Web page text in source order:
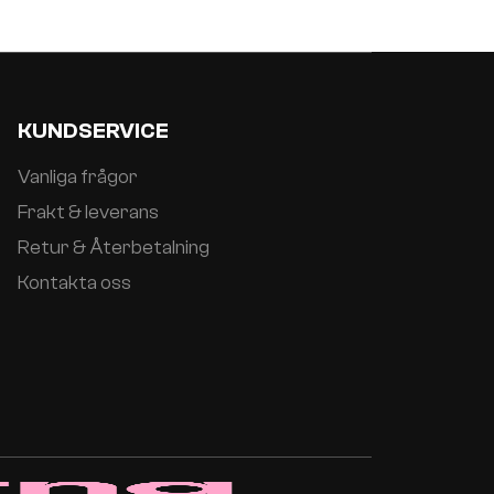
KUNDSERVICE
Vanliga frågor
Frakt & leverans
Retur & Återbetalning
Kontakta oss